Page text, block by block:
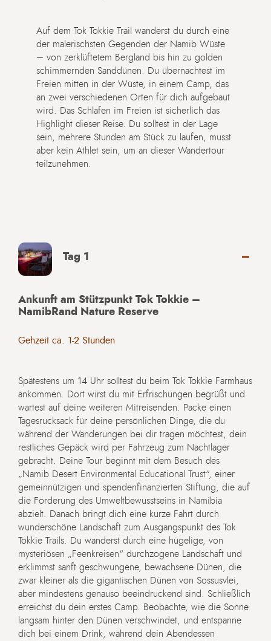
Auf dem Tok Tokkie Trail wanderst du durch eine
der malerischsten Gegenden der Namib Wüste
– von zerklüftetem Bergland bis hin zu golden
schimmernden Sanddünen. Du übernachtest im
Freien mitten in der Wüste, in einem Camp, das
an zwei verschiedenen Orten für dich aufgebaut
wird. Das Schlafen im Freien ist sicherlich das
Highlight dieser Reise. Du solltest in der Lage
sein, mehrere Stunden am Stück zu laufen, musst
aber kein Athlet sein, um an dieser Wandertour
teilzunehmen.
Tag 1
Ankunft am Stützpunkt Tok Tokkie –
NamibRand Nature Reserve
Gehzeit ca. 1-2 Stunden
Spätestens um 14 Uhr solltest du beim Tok Tokkie Farmhaus
ankommen. Dort wirst du mit Erfrischungen begrüßt und
wartest auf deine weiteren Mitreisenden. Packe einen
Tagesrucksack für deine persönlichen Dinge, die du
während der Wanderungen bei dir tragen möchtest, dein
restliches Gepäck wird per Fahrzeug zum Nachtlager
gebracht. Deine Tour beginnt mit dem Besuch des
„Namib Desert Environmental Educational Trust“, einer
gemeinnützigen und spendenfinanzierten Stiftung, die auf
die Förderung des Umweltbewusstseins in Namibia
abzielt. Danach bringt dich eine kurze Fahrt durch
wunderschöne Landschaft zum Ausgangspunkt des Tok
Tokkie Trails. Du wanderst durch eine hügelige, von
mysteriösen „Feenkreisen“ durchzogene Landschaft und
erklimmst sanft geschwungene, bewachsene Dünen, die
zwar kleiner als die gigantischen Dünen von Sossusvlei,
aber mindestens genauso beeindruckend sind. Schließlich
erreichst du dein erstes Camp. Beobachte, wie die Sonne
langsam hinter den Dünen verschwindet, und entspanne
dich bei einem Drink, während dein Abendessen